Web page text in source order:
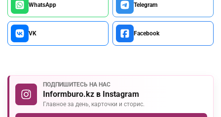
WhatsApp Telegram
VK Facebook
ПОДПИШИТЕСЬ НА НАС
Informburo.kz в Instagram
Главное за день, карточки и сторис.